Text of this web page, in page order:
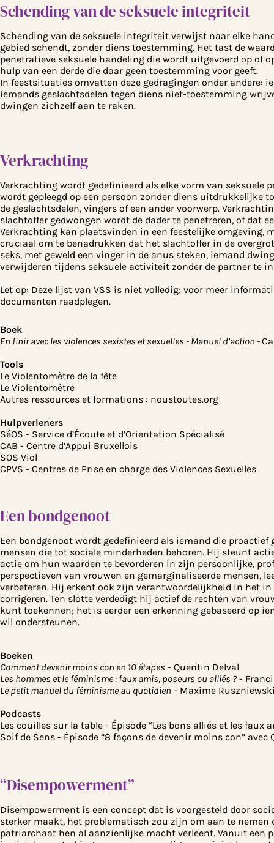
Schending van de seksuele integriteit
Schending van de seksuele integriteit verwijst naar elke
gebied schendt, zonder diens toestemming. Het tast de
penetratieve seksuele handeling die wordt uitgevoerd op of
hulp van een derde die daar geen toestemming voor geeft.
In feestsituaties omvatten deze gedragingen onder
iemands geslachtsdelen tegen diens niet-toestemming
dwingen zichzelf aan te raken.
Verkrachting
Verkrachting wordt gedefinieerd als elke vorm van seksuele
wordt gepleegd op een persoon zonder diens uitdrukkelijke
de geslachtsdelen, vingers of een ander voorwerp.
slachtoffer gedwongen wordt de dader te penetreren, of dat
Verkrachting kan plaatsvinden in een feestelijke omgeving,
cruciaal om te benadrukken dat het slachtoffer in de
seks, met geweld een vinger in de anus steken, iemand
verwijderen tijdens seksuele activiteit zonder de partner te
Let op: Deze lijst van VSS is niet volledig; voor meer
documenten raadplegen.
Boek
En finir avec les violences sexistes et sexuelles - Manuel d’action -
Tools
Le Violentomètre de la fête
Le Violentomètre
Autres ressources et formations : noustoutes.org
Hulpverleners
SéOS - Service d’Écoute et d’Orientation Spécialisé
CAB - Centre d’Appui Bruxellois
SOS Viol
CPVS - Centres de Prise en charge des Violences Sexuelles
Een bondgenoot
Een bondgenoot wordt gedefinieerd als iemand die
mensen die tot sociale minderheden behoren. Hij steunt
actie om hun waarden te bevorderen in zijn persoonlijke,
perspectieven van vrouwen en gemarginaliseerde mensen,
verbeteren. Hij erkent ook zijn verantwoordelijkheid in het
corrigeren. Ten slotte verdedigt hij actief de rechten van
kunt toekennen; het is eerder een erkenning gebaseerd op
wil ondersteunen.
Boeken
Comment devenir moins con en 10 étapes - Quentin Delval
Les hommes et le féminisme : faux amis, poseurs ou alliés ?-
Le petit manuel du féminisme au quotidien - Maxime
Podcasts
Les couilles sur la table - Épisode “Les bons alliés et les
Soif de Sens - Épisode “8 façons de devenir moins con” avec
“Disempowerment”
Disempowerment is een concept dat is voorgesteld door
sterker maakt, het problematisch zou zijn om aan te
patriarchaat hen al aanzienlijke macht verleent. Vanuit een